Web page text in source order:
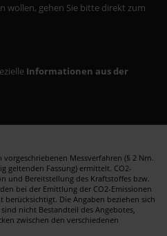
wollen, gehen Sie bitte direkt zum
Informationen aus der
Messverfahren (§ 2 Nrn.
geltenden Fassung) ermittelt. CO2-
und Bereitstellung des Kraftstoffes bzw.
bei der Emittlung der CO2-Emissionen
berücksichtigt. Die Angaben beziehen sich
nicht Bestandteil des Angebotes,
zwischen den verschiedenen